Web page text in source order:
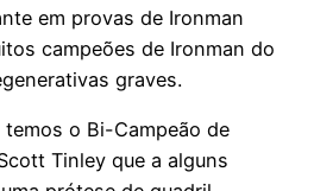
em provas de Ironman
campeões de Ironman do
graves.
o Bi-Campeão de
Tinley que a alguns